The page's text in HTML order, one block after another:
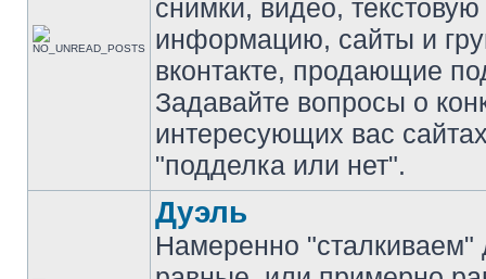
снимки, видео, текстовую
информацию, сайты и
вконтакте, продающие
Задавайте вопросы о
интересующих вас
"подделка или нет".
Дуэль
Намеренно "сталкиваем"